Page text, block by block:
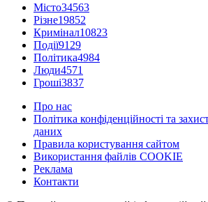
Місто34563
Різне19852
Кримінал10823
Події9129
Політика4984
Люди4571
Гроші3837
Про нас
Політика конфіденційності та
даних
Правила користування сайтом
Використання файлів COOKIE
Реклама
Контакти